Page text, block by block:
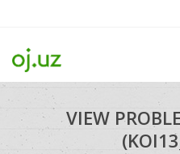
VIEW